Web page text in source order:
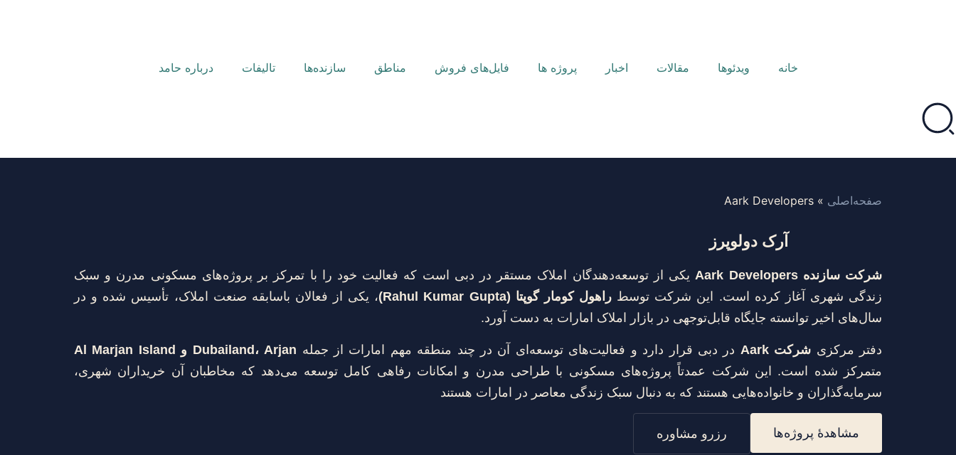
خانه ویدئوها مقالات اخبار پروژه ها فایل‌های فروش مناطق سازنده‌ها تالیفات درباره حامد
صفحه‌اصلی »
Aark Developers
آرک دولوپرز
شرکت سازنده Aark Developers
یکی از توسعه‌دهندگان املاک مستقر در دبی است که فعالیت خود را با تمرکز بر پروژه‌های مسکونی مدرن و سبک
زندگی شهری آغاز کرده است. این شرکت توسطراهول کومار گوپتا (Rahul Kumar Gupta)
، یکی از فعالان باسابقه صنعت املاک، تأسیس شده و در
سال‌های اخیر توانسته جایگاه قابل‌توجهی در بازار املاک امارات به دست آورد.
دفتر مرکزی شرکت Aark در دبی قرار دارد و فعالیت‌های توسعه‌ای آن در چند منطقه مهم امارات از جمله Dubailand، Arjan و Al Marjan Island
متمرکز شده است. این شرکت عمدتاً پروژه‌های مسکونی با طراحی مدرن و امکانات رفاهی کامل توسعه می‌دهد که مخاطبان آن خریداران شهری،
سرمایه‌گذاران و خانواده‌هایی هستند که به دنبال سبک زندگی معاصر در امارات هستند
مشاهدهٔ پروژه‌ها رزرو مشاوره